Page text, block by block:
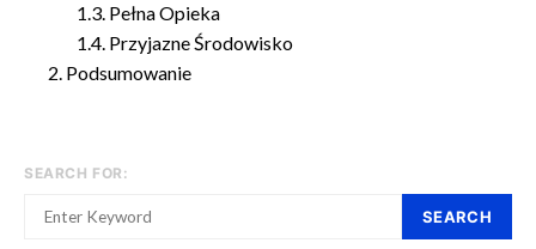
Pełna Opieka
Przyjazne Środowisko
Podsumowanie
SEARCH FOR:
SEARCH